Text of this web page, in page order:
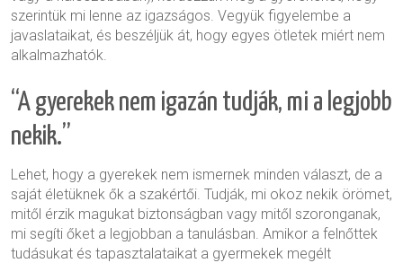
szerintük mi lenne az igazságos. Vegyük figyelembe a
javaslataikat, és beszéljük át, hogy egyes ötletek miért nem
alkalmazhatók.
“A gyerekek nem igazán tudják, mi a legjobb
nekik.”
Lehet, hogy a gyerekek nem ismernek minden választ, de a
saját életüknek ők a szakértői. Tudják, mi okoz nekik örömet,
mitől érzik magukat biztonságban vagy mitől szoronganak,
mi segíti őket a legjobban a tanulásban. Amikor a felnőttek
tudásukat és tapasztalataikat a gyermekek megélt